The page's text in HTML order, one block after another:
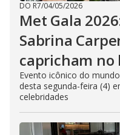
DO R7/04/05/2026
Met Gala
Sabrina
capricham no
Evento icônico do
desta segunda-feira (4)
celebridades